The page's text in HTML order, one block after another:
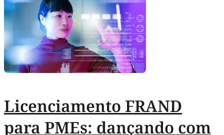
Licenciamento FRAND
para PMEs: dançando com